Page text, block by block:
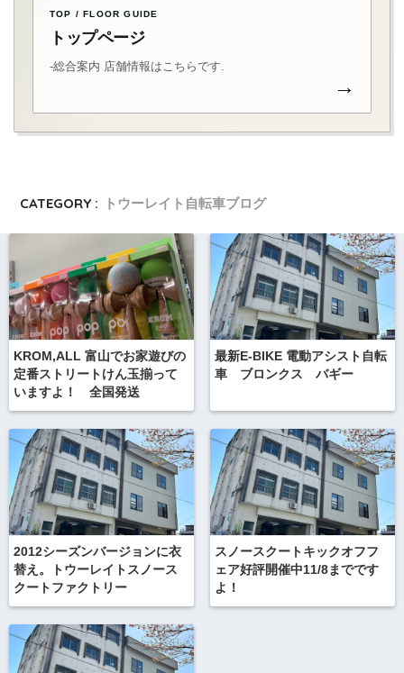
TOP / FLOOR GUIDE
トップページ
-総合案内 店舗情報はこちらです.
→
CATEGORY : トウーレイト自転車ブログ
KROM,ALL 富山でお家遊びの
定番ストリートけん玉揃って
いますよ！ 全国発送
最新E-BIKE 電動アシスト自転
車 ブロンクス バギー
2012シーズンバージョンに衣
替え。トウーレイトスノース
クートファクトリー
スノースクートキックオフフ
ェア好評開催中11/8までです
よ！